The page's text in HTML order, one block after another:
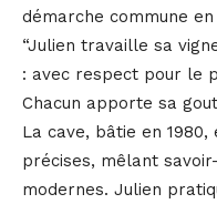
démarche commune
“Julien travaille sa
: avec respect pour le
Chacun apporte sa
La cave, bâtie en
précises, mêlant
modernes. Julien